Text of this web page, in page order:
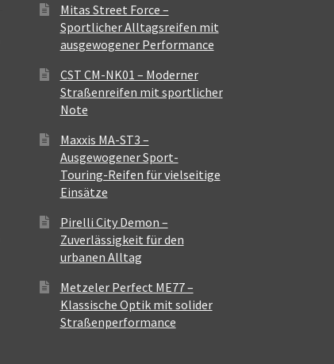
Mitas Street Force –
Sportlicher Alltagsreifen mit
ausgewogener Performance
CST CM-NK01 – Moderner
Straßenreifen mit sportlicher
Note
Maxxis MA-ST3 –
Ausgewogener Sport-
Touring-Reifen für vielseitige
Einsätze
Pirelli City Demon –
Zuverlässigkeit für den
urbanen Alltag
Metzeler Perfect ME77 –
Klassische Optik mit solider
Straßenperformance